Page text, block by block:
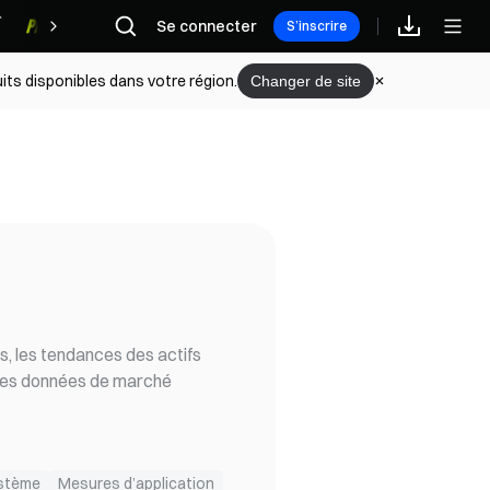
Récompenses
Se connecter S’inscrire
disponibles dans votre région. Changer de site
les tendances des actifs
données de marché
Mesures d’application